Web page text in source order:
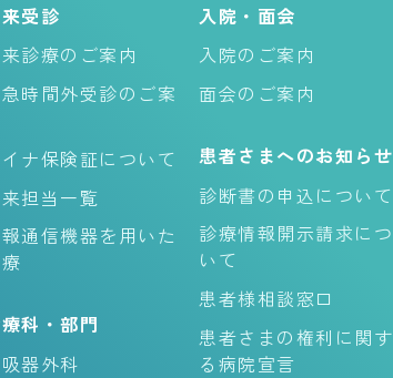
受診
診療のご案内
時間外受診のご案
ナ保険証について
担当一覧
通信機器を用いた
科・部門
器外科
入院・面会
入院のご案内
面会のご案内
患者さまへのお知らせ
診断書の申込について
診療情報開示請求につ
いて
患者様相談窓口
患者さまの権利に関す
る病院宣言